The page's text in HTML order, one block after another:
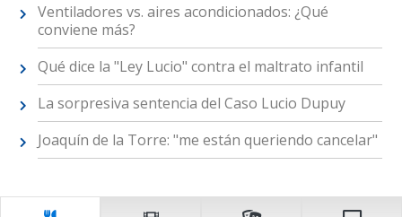
Ventiladores vs. aires acondicionados: ¿Qué
conviene más?
Qué dice la "Ley Lucio" contra el maltrato infantil
La sorpresiva sentencia del Caso Lucio Dupuy
Joaquín de la Torre: "me están queriendo cancelar"